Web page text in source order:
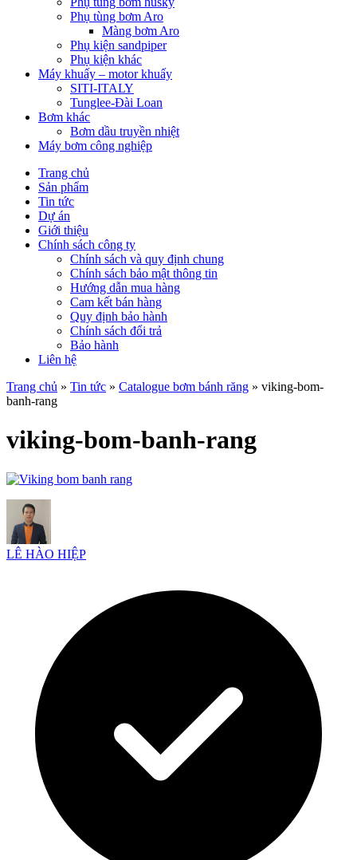
Phụ tùng bơm Aro
Màng bơm Aro
Phụ kiện sandpiper
Phụ kiện khác
Máy khuấy – motor khuấy
SITI-ITALY
Tunglee-Đài Loan
Bơm khác
Bơm dầu truyền nhiệt
Máy bơm công nghiệp
Trang chủ
Sản phẩm
Tin tức
Dự án
Giới thiệu
Chính sách công ty
Chính sách và quy định chung
Chính sách bảo mật thông tin
Hướng dẫn mua hàng
Cam kết bán hàng
Quy định bảo hành
Chính sách đổi trả
Bảo hành
Liên hệ
Trang chủ » Tin tức » Catalogue bơm bánh răng » viking-bom-
banh-rang
viking-bom-banh-rang
LÊ HÀO HIỆP